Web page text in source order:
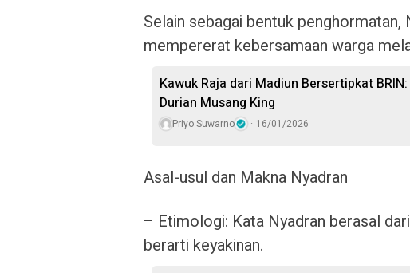
Selain sebagai bentuk penghormatan,
mempererat kebersamaan warga
Kawuk Raja dari Madiun Bersertipkat
Durian Musang King
Priyo Suwarno 16/01/2026
Asal-usul dan Makna Nyadran
– Etimologi: Kata Nyadran berasal
berarti keyakinan.